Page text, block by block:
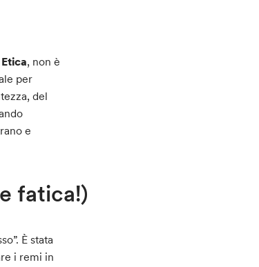
, non è
per
del
e
fatica!)
È stata
i remi in